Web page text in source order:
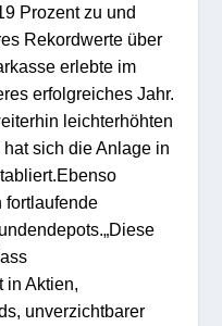
Prozentzu und
Rekordwerte über
erlebte im
erfolgreiches Jahr.
leichterhöhten
hat sichdie Anlage in
Ebenso
fortlaufende
„Diese
in Aktien,
unverzichtbarer